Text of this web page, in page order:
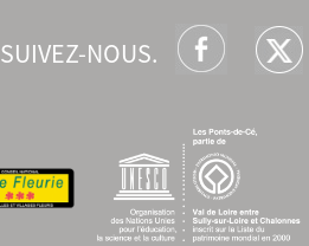
SUIVEZ-NOUS.